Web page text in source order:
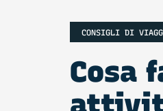
CONSIGLI DI
Cosa